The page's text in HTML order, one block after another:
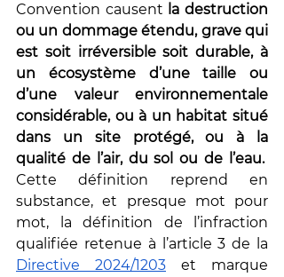
Convention causent la destruction
ou un dommage étendu, grave qui
est soit irréversible soit durable, à
un écosystème d’une taille ou
d’une valeur environnementale
considérable, ou à un habitat situé
dans un site protégé, ou à la
Cette définition reprend en
substance, et presque mot pour
mot, la définition de l’infraction
Directive 2024/1203 et marque